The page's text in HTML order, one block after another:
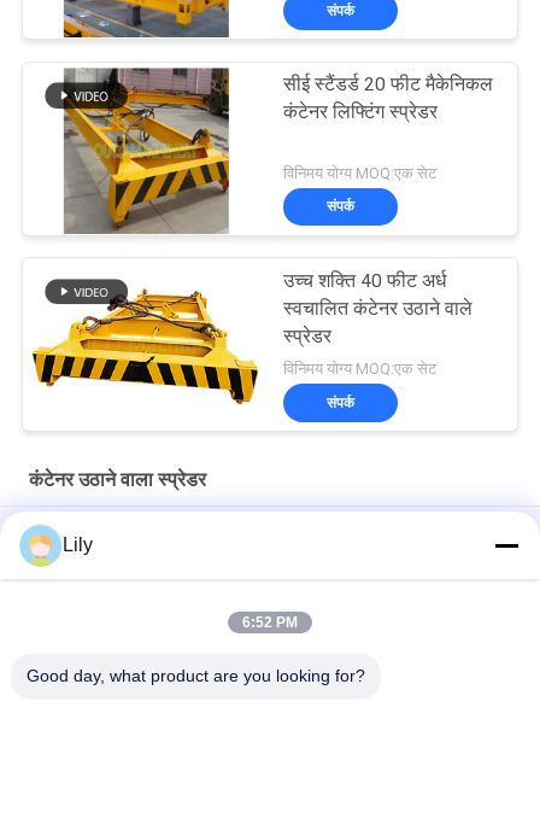
संपर्क
सीई स्टैंडर्ड 20 फीट मैकेनिकल
कंटेनर लिफ्टिंग स्प्रेडर
विनिमय योग्य MOQ:एक सेट
संपर्क
उच्च शक्ति 40 फीट अर्ध
स्वचालित कंटेनर उठाने वाले
स्प्रेडर
विनिमय योग्य MOQ:एक सेट
संपर्क
कंटेनर उठाने वाला स्प्रेडर
SWL 45T कंटेनर क्रेन स्प्रेडर
अर्ध स्वचालित कंटेनर स्प्रेडर 20 फीट 40 फीट कंटेनर
20 फीट 40 फीट 45 फीट के लिए टेलीस्कोपिक स्प्रेडर हाइड्रोलिक इलेक्ट्रिक
Lily
6:52 PM
Good day, what product are you looking for?